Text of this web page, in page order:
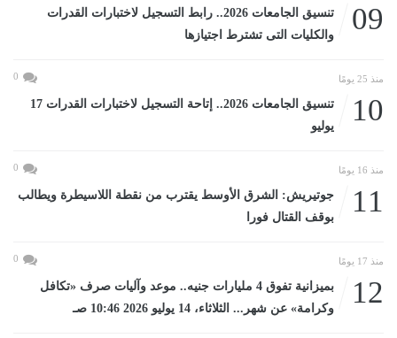
09
تنسيق الجامعات 2026.. رابط التسجيل لاختبارات القدرات
والكليات التى تشترط اجتيازها
منذ 25 يومًا 0
10
تنسيق الجامعات 2026.. إتاحة التسجيل لاختبارات القدرات 17
يوليو
منذ 16 يومًا 0
11
جوتيريش: الشرق الأوسط يقترب من نقطة اللاسيطرة ويطالب
بوقف القتال فورا
منذ 17 يومًا 0
12
بميزانية تفوق 4 مليارات جنيه.. موعد وآليات صرف «تكافل
وكرامة» عن شهر... الثلاثاء، 14 يوليو 2026 10:46 صـ